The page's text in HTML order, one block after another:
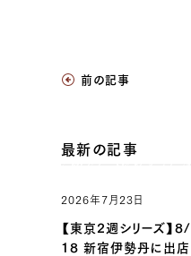
前の記事
最新の記事
2026年7月23日
【東京2週シリーズ
18 新宿伊勢丹に出店